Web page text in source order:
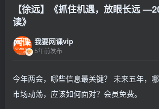
【徐远】《抓住机遇，放眼长远
读》
我要网课vip
5年前发布
今年两会，哪些信息最关键？ 未来五年，哪
市场动荡，应该如何面对？会员免费。